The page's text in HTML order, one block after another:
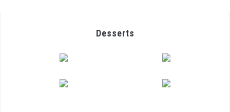
Desserts